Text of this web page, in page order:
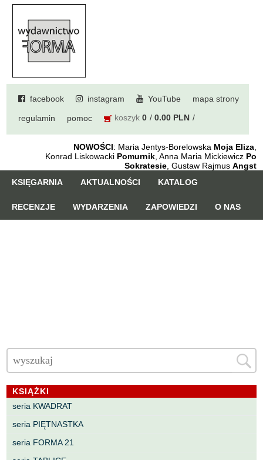
facebook instagram YouTube mapa strony
regulamin pomoc koszyk 0 0.00 PLN
NOWOŚCI: Maria Jentys-Borelowska Moja Eliza,
Konrad Liskowacki Pomurnik, Anna Maria Mickiewicz Po
Sokratesie, Gustaw Rajmus Angst
KSIĘGARNIA
AKTUALNOŚCI KATALOG
RECENZJE WYDARZENIA ZAPOWIEDZI O NAS
KSIĄŻKI
seria KWADRAT
seria PIĘTNASTKA
seria FORMA 21